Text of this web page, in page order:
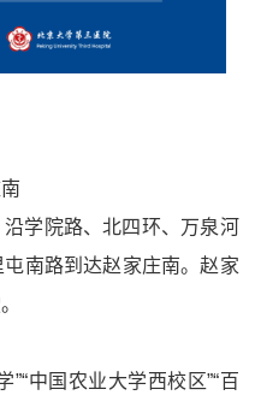
学院路、北四环、万泉河
南路到达赵家庄南。赵家
中国农业大学西校区”“百